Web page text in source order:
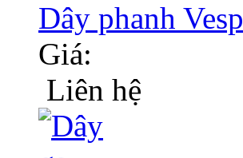
Dây phanh
Giá:
Liên hệ